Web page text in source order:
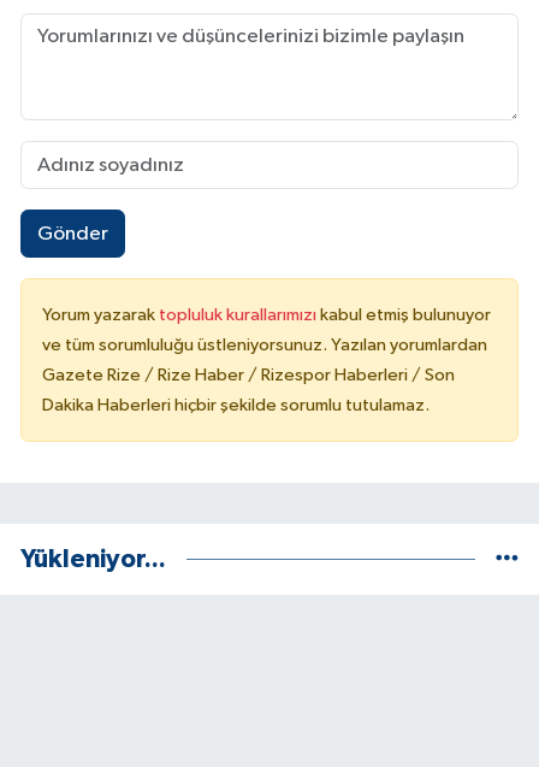
Gönder
Yorum yazarak topluluk kurallarımızı kabul etmiş bulunuyor
ve tüm sorumluluğu üstleniyorsunuz. Yazılan yorumlardan
Gazete Rize / Rize Haber / Rizespor Haberleri / Son
Dakika Haberleri hiçbir şekilde sorumlu tutulamaz.
Yükleniyor...